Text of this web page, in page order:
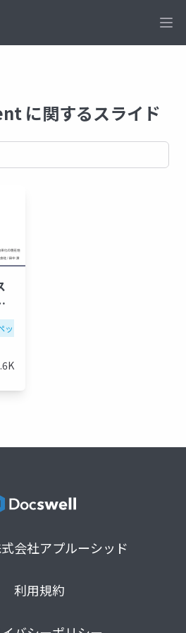
に関するスライド
ック駆動開発
会社アプルーシッド
利用規約